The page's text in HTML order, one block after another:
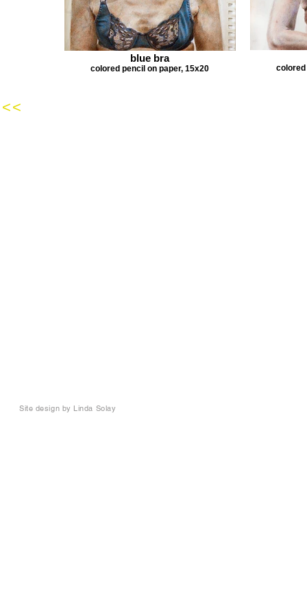
blue bra
colored pencil on paper, 15x20 colored
<<
Site design by Linda Solay